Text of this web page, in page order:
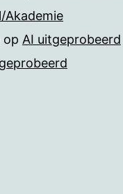
Akademie
op AI uitgeprobeerd